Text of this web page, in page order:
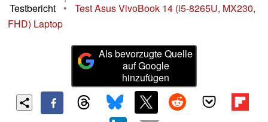
Testbericht
•
Test Asus VivoBook 14 (i5-8265U, MX230,
FHD) Laptop
Als bevorzugte Quelle
auf Google
hinzufügen